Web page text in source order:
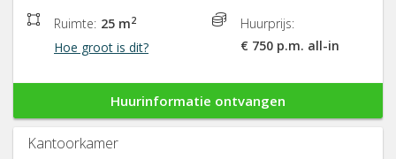
Ruimte: 25 m2
Hoe groot is dit?
Huurprijs:
€ 750 p.m. all-in
Huurinformatie ontvangen
Kantoorkamer